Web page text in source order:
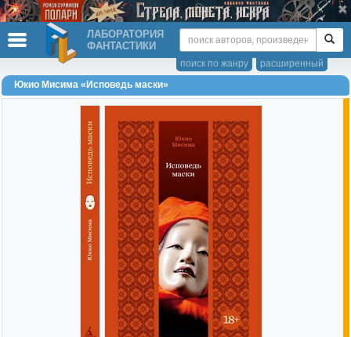
ЛАБОРАТОРИЯ
ФАНТАСТИКИ
расширенный
поиск по жанру
Юкио Мисима «Исповедь маски»